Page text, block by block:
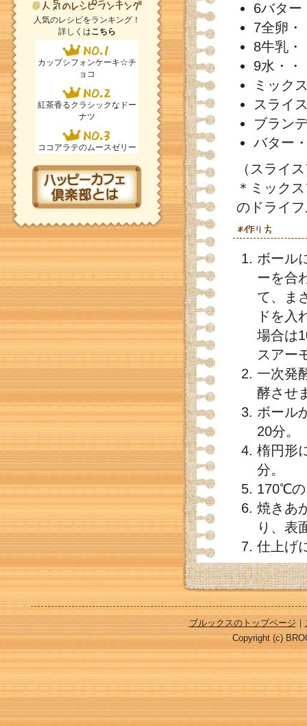
6バター
7全卵・
8牛乳・
9水・・
ミック
スライ
ブラン
バター
（スライ
＊ミック
のドライ
ボール
ーを合
て、ま
ドを入
場合は
スアー
一次発
酵させ
ボール
20分。
楕円形
分。
170℃の
焼きあ
り、表
仕上げ
人気のレシピをランキング！
詳しくはこちら
カップシフォンケーキ☆チ
ョコ
紅茶香るクラシックなドー
ナツ
ココアラテのムースゼリー
ブルックスのトップページ｜
Copyright (c)